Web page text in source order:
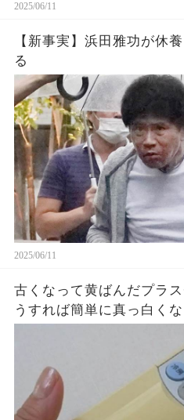
2025/06/11
【新事実】浜田雅功が休
る
2025/06/11
古くなって黄ばんだプラ
うすれば簡単に真っ白くな